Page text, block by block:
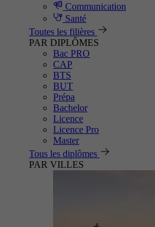
Communication
Santé
Toutes les filières
PAR DIPLÔMES
Bac PRO
CAP
BTS
BUT
Prépa
Bachelor
Licence
Licence Pro
Master
Tous les diplômes
PAR VILLES